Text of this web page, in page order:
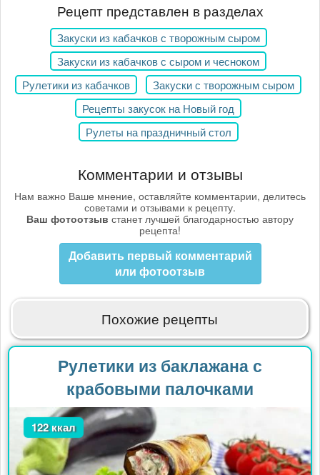
Рецепт представлен в разделах
Закуски из кабачков с творожным сыром
Закуски из кабачков с сыром и чесноком
Рулетики из кабачков
Закуски с творожным сыром
Рецепты закусок на Новый год
Рулеты на праздничный стол
Комментарии и отзывы
Нам важно Ваше мнение, оставляйте комментарии, делитесь
советами и отзывами к рецепту.
Ваш фотоотзыв станет лучшей благодарностью автору
рецепта!
Добавить первый комментарий
или фотоотзыв
Похожие рецепты
Рулетики из баклажана с
крабовыми палочками
122 ккал